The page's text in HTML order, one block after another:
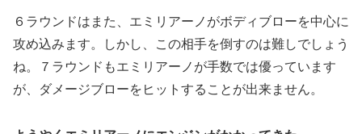
６ラウンドはまた、エミリアーノがボディブローを中心に
攻め込みます。しかし、この相手を倒すのは難しでしょう
ね。７ラウンドもエミリアーノが手数では優っています
が、ダメージブローをヒットすることが出来ません。